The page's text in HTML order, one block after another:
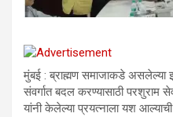
मुंबई : ब्राह्मण समाजाकडे असलेल्या
संवर्गात बदल करण्यासाठी परशुराम
यांनी केलेल्या प्रयत्नाला यश आल्याची